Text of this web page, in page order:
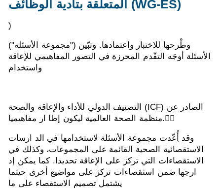
المتعلقة بتأدية الوظائف (WG-ES)
)
("مجموعة الأسئلة") وطْرحها للاختبار واعتمادها. وتبّين
الأسئلة أوجَه التقّدم المحرزة في التصور المفاهيمي للإعاقة
واستخدام
التصنيف الدولي للأداء والإعاقة والصحة (ICF) الصادر عن
منظمة الصحة العالمية ليكون إطا ار مفاهيميا. ًً
وقد أُِعّدت مجموعة الأسئلة لاستخدامها في الد ارسات
الاستقصائية الصحية القائمة على المجموعات، وكذلك في
الاستقصاءات التي تركز على الإعاقة تحديدا. كما يمكن إد
ارجها ضمن استقصاءات تركز على مواضيع أخرى حيثما
يشتمل تصميم الاستقصاء على ما